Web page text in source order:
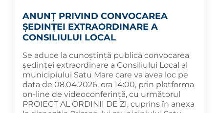
ANUNȚ PRIVIND CONVOCAREA
ȘEDINȚEI EXTRAORDINARE A
CONSILIULUI LOCAL
Se aduce la cunoștință publică convocarea
ședinței extraordinare a Consiliului Local al
municipiului Satu Mare care va avea loc pe
data de 08.04.2026, ora 14:00, prin platforma
on-line de videoconferință, cu următorul
PROIECT AL ORDINII DE ZI, cuprins în anexa